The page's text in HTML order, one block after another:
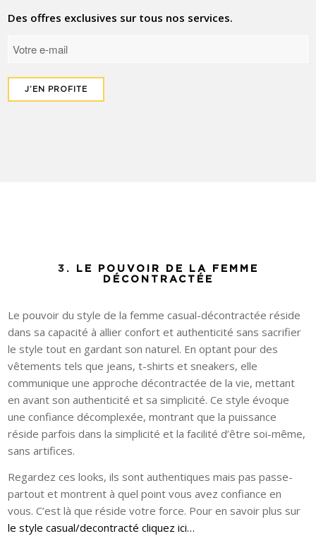
Des offres exclusives sur tous nos services.
3.
LE POUVOIR DE LA FEMME
DÉCONTRACTÉE
Le pouvoir du style de la femme casual-décontractée réside
dans sa capacité à allier confort et authenticité sans sacrifier
le style tout en gardant son naturel. En optant pour des
vêtements tels que jeans, t-shirts et sneakers, elle
communique une approche décontractée de la vie, mettant
en avant son authenticité et sa simplicité. Ce style évoque
une confiance décomplexée, montrant que la puissance
réside parfois dans la simplicité et la facilité d’être soi-même,
sans artifices.
Regardez ces looks, ils sont authentiques mais pas passe-
partout et montrent à quel point vous avez confiance en
vous. C’est là que réside votre force. Pour en savoir plus sur
le style casual/decontracté cliquez ici…